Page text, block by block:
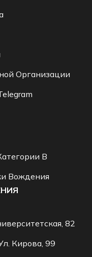
Организации
B
Вождения
82
Кирова, 99